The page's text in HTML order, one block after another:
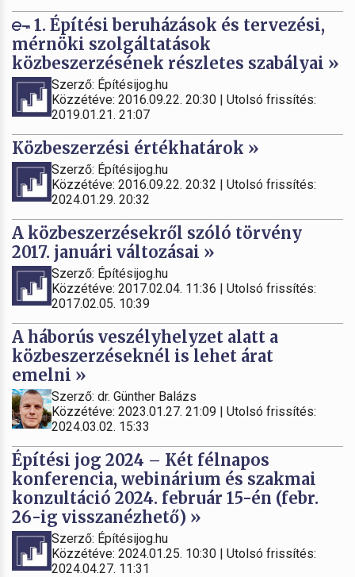
1. Építési beruházások és tervezési,
mérnöki szolgáltatások
közbeszerzésének részletes szabályai »
Szerző: Építésijog.hu
Közzétéve: 2016.09.22. 20:30 | Utolsó frissítés:
2019.01.21. 21:07
Közbeszerzési értékhatárok »
Szerző: Építésijog.hu
Közzétéve: 2016.09.22. 20:32 | Utolsó frissítés:
2024.01.29. 20:32
A közbeszerzésekről szóló törvény
2017. januári változásai »
Szerző: Építésijog.hu
Közzétéve: 2017.02.04. 11:36 | Utolsó frissítés:
2017.02.05. 10:39
A háborús veszélyhelyzet alatt a
közbeszerzéseknél is lehet árat
emelni »
Szerző: dr. Günther Balázs
Közzétéve: 2023.01.27. 21:09 | Utolsó frissítés:
2024.03.02. 15:33
Építési jog 2024 – Két félnapos
konferencia, webinárium és szakmai
konzultáció 2024. február 15-én (febr.
26-ig visszanézhető) »
Szerző: Építésijog.hu
Közzétéve: 2024.01.25. 10:30 | Utolsó frissítés:
2024.04.27. 11:31